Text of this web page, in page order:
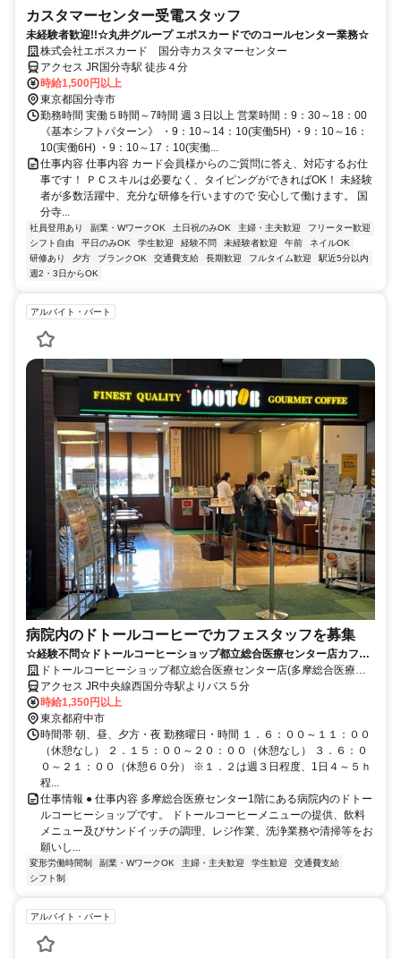
カスタマーセンター受電スタッフ
未経験者歓迎!!☆丸井グループ エポスカードでのコールセンター業務☆
株式会社エポスカード 国分寺カスタマーセンター
アクセス JR国分寺駅 徒歩４分
時給1,500円以上
東京都国分寺市
勤務時間 実働５時間～7時間 週３日以上 営業時間：9：30～18：00
《基本シフトパターン》 ・9：10～14：10(実働5H) ・9：10～16：
10(実働6H) ・9：10～17：10(実働...
仕事内容 仕事内容 カード会員様からのご質問に答え、対応するお仕
事です！ ＰＣスキルは必要なく、タイピングができればOK！ 未経験
者が多数活躍中、充分な研修を行いますので 安心して働けます。 国
分寺...
社員登用あり 副業・WワークOK 土日祝のみOK 主婦・主夫歓迎
フリーター歓迎
シフト自由
平日のみOK 学生歓迎 経験不問 未経験者歓迎 午前
ネイルOK
研修あり
夕方 ブランクOK 交通費支給 長期歓迎 フルタイム歓迎
駅近5分以内
週2・3日からOK
アルバイト・パート
病院内のドトールコーヒーでカフェスタッフを募集
☆経験不問☆ドトールコーヒーショップ都立総合医療センター店カフェ
スタッフの求人です！
ドトールコーヒーショップ都立総合医療センター店(多摩総合医療セ
ンター)
アクセス JR中央線西国分寺駅よりバス５分
時給1,350円以上
東京都府中市
時間帯 朝、昼、夕方・夜 勤務曜日・時間 １．６：００～１１：００
（休憩なし） ２．１５：００～２０：００（休憩なし） ３．６：０
０～２１：００（休憩６０分） ※１．２は週３日程度、1日４～５ｈ
程...
仕事情報 ● 仕事内容 多摩総合医療センター1階にある病院内のドトー
ルコーヒーショップです。 ドトールコーヒーメニューの提供、飲料
メニュー及びサンドイッチの調理、レジ作業、洗浄業務や清掃等をお
願いし...
変形労働時間制 副業・WワークOK 主婦・主夫歓迎 学生歓迎
交通費支給
シフト制
アルバイト・パート